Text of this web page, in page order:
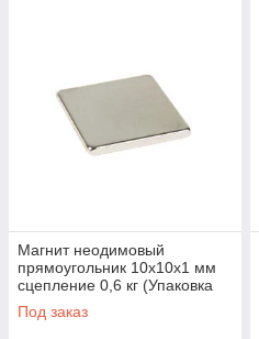
Магнит неодимовый
прямоугольник 10х10х1 мм
сцепление 0,6 кг (Упаковка
10 шт) (REXANT) (72-3402)
Под заказ